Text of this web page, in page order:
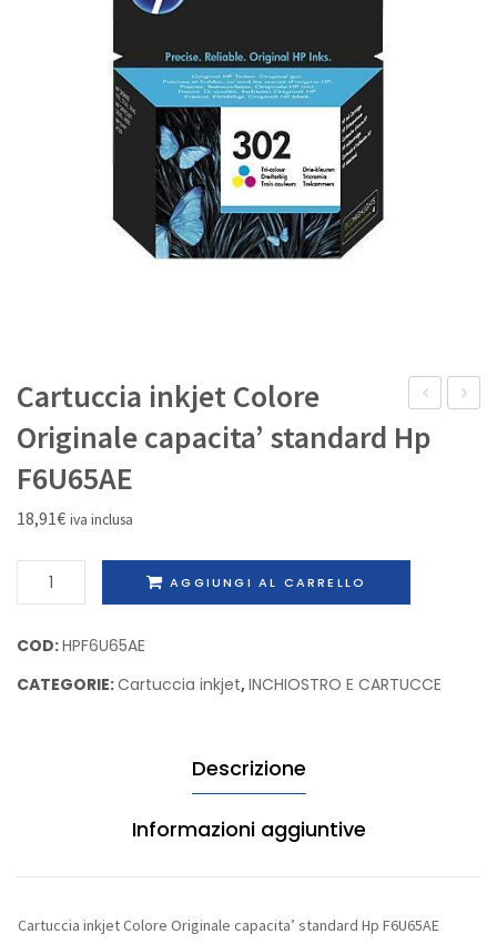
inkjet
Ciano
Cartuccia inkjet Colore
Originale capacita’ standard Hp
F6U65AE
18,91€ iva inclusa
Cartuccia
inkjet
Originale
capacita'
AGGIUNGI AL CARRELLO
COD:HPF6U65AE
CATEGORIE:Cartuccia inkjet,INCHIOSTRO E CARTUCCE
Descrizione
Informazioni aggiuntive
Cartuccia inkjet Colore Originale capacita’ standard Hp F6U65AE